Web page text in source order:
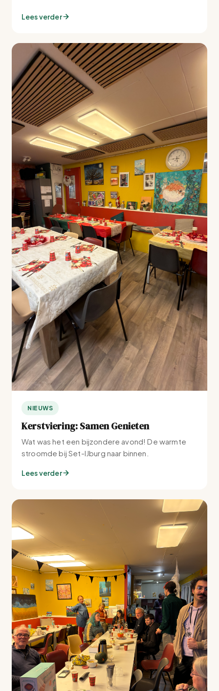
Lees verder
NIEUWS
Kerstviering: Samen Genieten
Wat was het een bijzondere avond! De warmte
stroomde bij Set-IJburg naar binnen.
Lees verder